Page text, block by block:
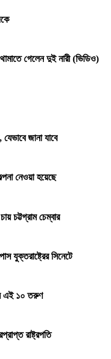
গেলেন দুই নারী (ভিডিও)
জানা যাবে
নেওয়া হয়েছে
চট্টগ্রাম চেম্বার
যুক্তরাষ্ট্রের সিনেটে
এই ১০ তরুণ
রাষ্ট্রপতি